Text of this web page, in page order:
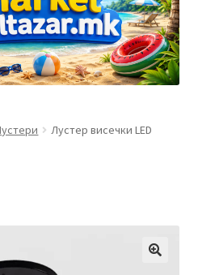
Лустер висечки LED